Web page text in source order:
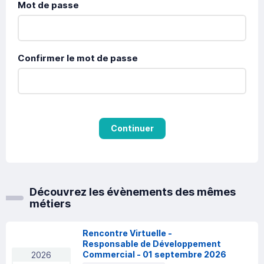
Mot de passe
Confirmer le mot de passe
Continuer
Découvrez les évènements des mêmes
métiers
2026
Rencontre Virtuelle -
Responsable de Développement
Commercial - 01 septembre 2026